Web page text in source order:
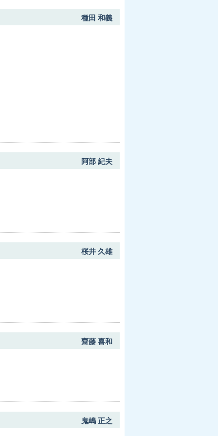
種田 和義
阿部 紀夫
桜井 久雄
齋藤 喜和
鬼嶋 正之